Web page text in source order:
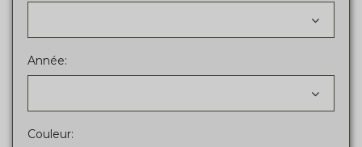
Année:
Couleur: